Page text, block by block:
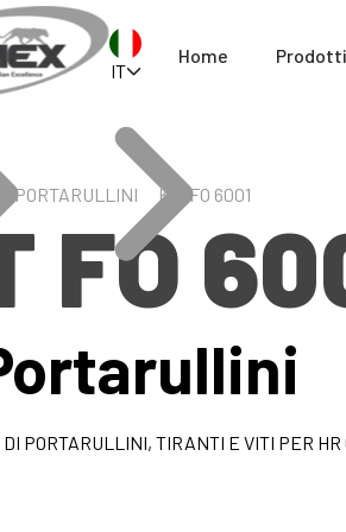
IT
Home Prodotti
PORTARULLINI KIT FO 6001
FO
DI PORTARULLINI, TIRANTI E VITI PER HR